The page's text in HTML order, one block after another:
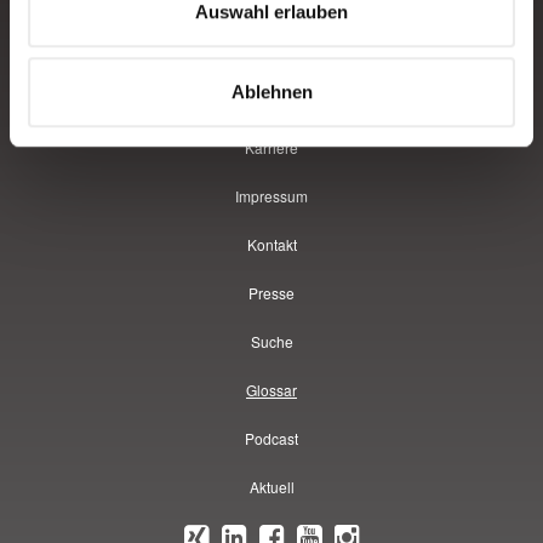
Auswahl erlauben
Ablehnen
Datenschutz
Karriere
Impressum
Kontakt
Presse
Suche
Glossar
Podcast
Aktuell